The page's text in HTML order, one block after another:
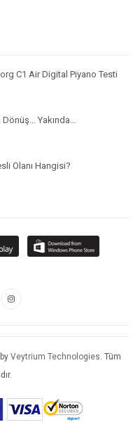
C1 Air Digital Piyano Testi
Yakında...
Olanı Hangisi?
Veytrium Technologies. Tüm